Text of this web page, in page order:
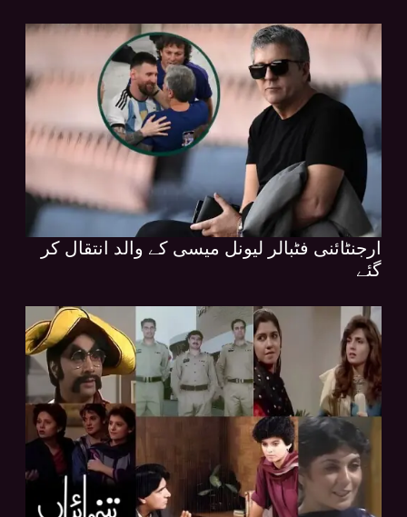
ارجنٹائنی فٹبالر لیونل میسی کے والد انتقال کر
گئے